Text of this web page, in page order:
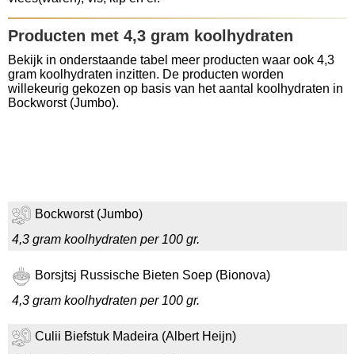
Producten met 4,3 gram koolhydraten
Bekijk in onderstaande tabel meer producten waar ook 4,3
gram koolhydraten inzitten. De producten worden
willekeurig gekozen op basis van het aantal koolhydraten in
Bockworst (Jumbo).
Bockworst (Jumbo)
4,3 gram koolhydraten per 100 gr.
Borsjtsj Russische Bieten Soep (Bionova)
4,3 gram koolhydraten per 100 gr.
Culii Biefstuk Madeira (Albert Heijn)